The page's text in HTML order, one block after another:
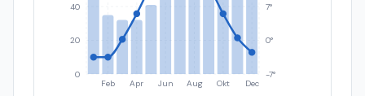
Feb Apr Jun Aug Okt Dec
0
20
40
-7°
0°
7°